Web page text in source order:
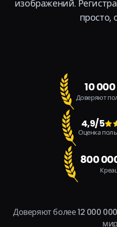
изображений.
просто,
10
Доверяют
4,9/5
Оценка
800
Доверяют более 12 000